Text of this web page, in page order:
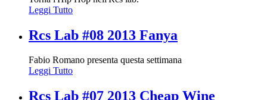
Leggi Tutto
Rcs Lab #08 2013 Fanya
Fabio Romano presenta questa settimana
Leggi Tutto
Rcs Lab #07 2013 Cheap Wine